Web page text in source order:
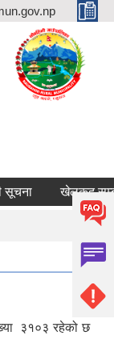
खेलकुद सम्बन्धी
३१०३ रहेको छ